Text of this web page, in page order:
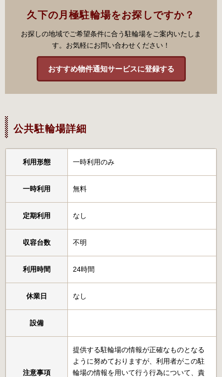
久下の月極駐輪場をお探しですか？
お探しの地域でご希望条件に合う駐輪場をご案内いたしま
す。お気軽にお問い合わせください！
おすすめ物件通知サービスに登録する
公共駐輪場詳細
利用形態 一時利用のみ
一時利用 無料
定期利用 なし
収容台数 不明
利用時間 24時間
休業日 なし
設備
注意事項
提供する駐輪場の情報が正確なものとなる
ように努めておりますが、利用者がこの駐
輪場の情報を用いて行う行為について、責